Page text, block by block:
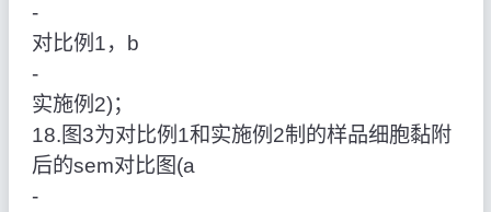
‑
对比例1，b
‑
实施例2)；
18.图3为对比例1和实施例2制的样品细胞黏附
后的sem对比图(a
‑